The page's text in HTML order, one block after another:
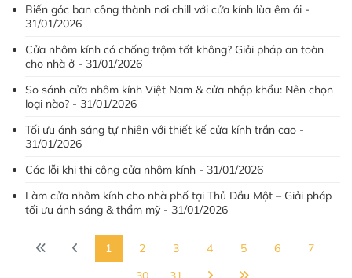
Biến góc ban công thành nơi chill với cửa kính lùa êm ái -
31/01/2026
Cửa nhôm kính có chống trộm tốt không? Giải pháp an toàn
cho nhà ở - 31/01/2026
So sánh cửa nhôm kính Việt Nam & cửa nhập khẩu: Nên chọn
loại nào? - 31/01/2026
Tối ưu ánh sáng tự nhiên với thiết kế cửa kính trần cao -
31/01/2026
Các lỗi khi thi công cửa nhôm kính - 31/01/2026
Làm cửa nhôm kính cho nhà phố tại Thủ Dầu Một – Giải pháp
tối ưu ánh sáng & thẩm mỹ - 31/01/2026
1 2 3 4 5 6
7